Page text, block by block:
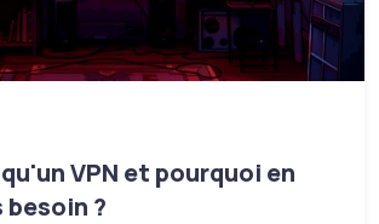
VPN et pourquoi en
?